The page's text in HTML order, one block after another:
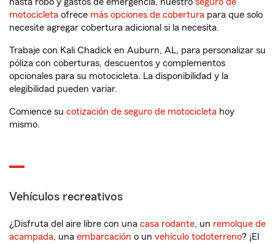
motocicleta ofrece más opciones de cobertura para que solo
necesite agregar cobertura adicional si la necesita.
Trabaje con Kali Chadick en Auburn, AL, para personalizar su
póliza con coberturas, descuentos y complementos
opcionales para su motocicleta. La disponibilidad y la
elegibilidad pueden variar.
Comience su cotización de seguro de motocicleta hoy
mismo.
Vehículos recreativos
¿Disfruta del aire libre con una casa rodante, un remolque de
acampada, una embarcación o un vehículo todoterreno? ¡El